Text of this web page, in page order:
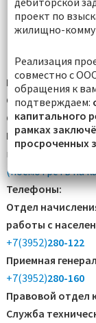
Понедельник-
Обеденный
Суббота,
Почтовый адрес:
г. Иркутск, ул.
(посмотреть на
Телефоны:
Отдел
работы с
+7(3952)280-122
Приемная
+7(3952)280-160
Правовой отдел
Служба
проект по
жилищно-
Реализация
совместно с
обращения к
подтверждаем:
капитального
рамках
просроченных